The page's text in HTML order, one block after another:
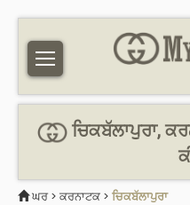
ਚਿਕਬੱਲਾਪੁਰਾ,
ਘਰ > ਕਰਨਾਟਕ > ਚਿਕਬੱਲਾਪੁਰਾ